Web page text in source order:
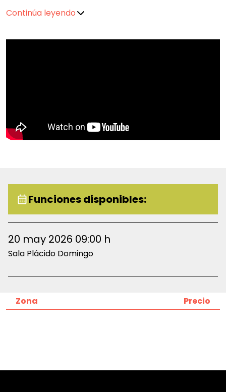
positivo de desafíos personales y colectivos para la
Continúa leyendo
Funciones disponibles:
20 may 2026 09:00 h
Sala Plácido Domingo
Zona Precio